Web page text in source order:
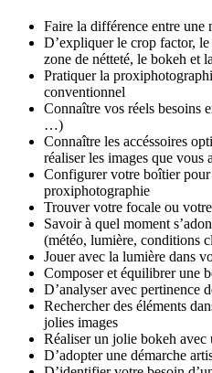
Faire la différence entre une
D’expliquer le crop factor,
zone de nétteté, le bokeh et
Pratiquer la
conventionnel
Connaître vos réels besoins
…)
Connaître les accéssoires
réaliser les images que vous
Configurer votre boîtier pour
proxiphotographie
Trouver votre focale ou
Savoir à quel moment
(météo, lumière, conditions
Jouer avec la lumière dans
Composer et équilibrer une
D’analyser avec pertinence
Rechercher des éléments
jolies images
Réaliser un jolie bokeh avec
D’adopter une démarche